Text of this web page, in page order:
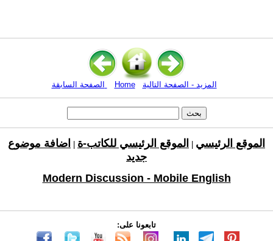
Home المزيد - الصفحة التالية
الموقع الرئيسي الموقع الرئيسي للكاتب-ة
اضافة موضوع
جديد
Modern Discussion - Mobile English
تابعونا على: